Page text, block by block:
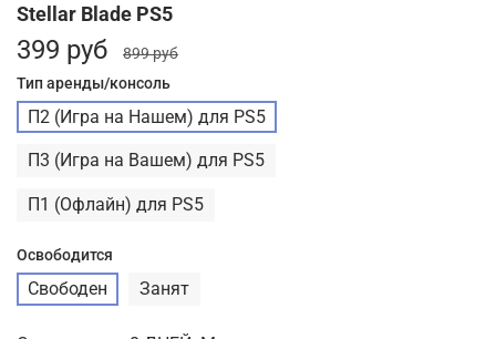
Stellar Blade PS5
399 руб
899 руб
Тип аренды/консоль
П2 (Игра на Нашем) для PS5
П3 (Игра на Вашем) для PS5
П1 (Офлайн) для PS5
Освободится
Свободен Занят